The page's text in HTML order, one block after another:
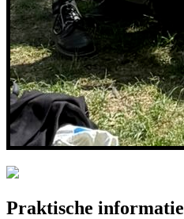
Praktische informatie